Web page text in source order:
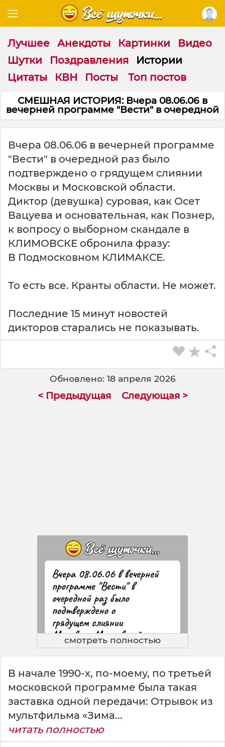
Лучшее Анекдоты Картинки
Видео
Шутки
Поздравления
Истории
Цитаты
КВН Посты Топ постов
СМЕШНАЯ ИСТОРИЯ: Вчера 08.06.06 в
вечерней программе "Вести" в очередной
Вчера 08.06.06 в вечерней программе
"Вести" в очередной раз было
подтверждено о грядущем слиянии
Москвы и Московской области.
Диктор (девушка) суровая, как Осет
Вацуева и основательная, как Познер,
к вопросу о выборном скандале в
КЛИМОВСКЕ обронила фразу:
В Подмосковном КЛИМАКСЕ.
То есть все. Кранты области. Не может.
Последние 15 минут новостей
дикторов старались не показывать.
Обновлено: 18 апреля 2026
< Предыдущая Следующая >
смотреть полностью
В начале 1990-х, по-моему, по третьей
московской программе была такая
заставка одной передачи: Отрывок из
мультфильма «Зима...
читать полностью